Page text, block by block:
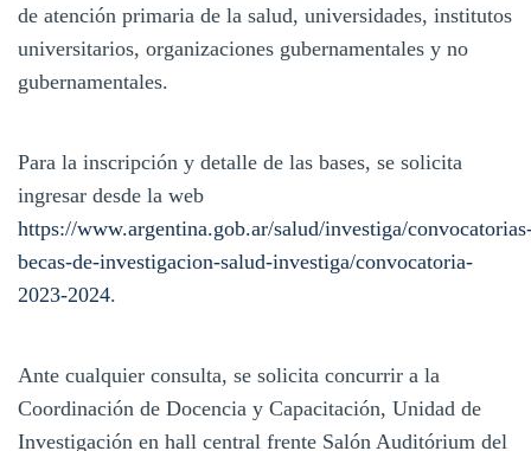
de atención primaria de la salud, universidades, institutos
universitarios, organizaciones gubernamentales y no
gubernamentales.
Para la inscripción y detalle de las bases, se solicita
ingresar desde la web
https://www.argentina.gob.ar/salud/investiga/
becas-de-investigacion-salud-investiga/convocatoria-
2023-2024.
Ante cualquier consulta, se solicita concurrir a la
Coordinación de Docencia y Capacitación, Unidad de
Investigación en hall central frente Salón Auditórium del